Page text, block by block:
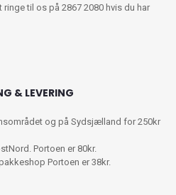
til os på 2867 2080 hvis du har
& LEVERING
og på Sydsjælland for 250kr
Portoen er 80kr.
Portoen er 38kr.